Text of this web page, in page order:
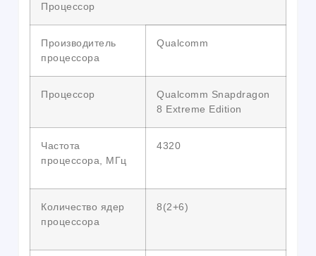
Процессор
Производитель
процессора
Qualcomm
Процессор
Qualcomm Snapdragon
8 Extreme Edition
Частота
процессора, МГц
4320
Количество ядер
процессора
8(2+6)